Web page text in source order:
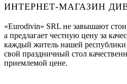
ИНТЕРНЕТ-МАГАЗИН
«Eurodivin» SRL не завышают
а предлагает честную цену за
каждый житель нашей республики
свой праздничный стол
приемлемой цене.